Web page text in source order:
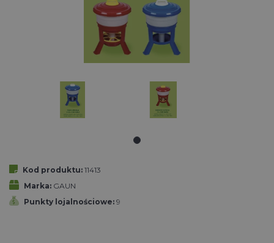
Kod produktu: 11413
Marka: GAUN
Punkty lojalnościowe: 9